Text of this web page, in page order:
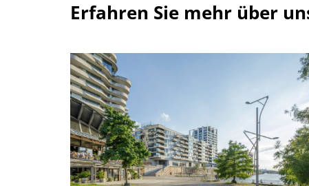
Erfahren Sie mehr über